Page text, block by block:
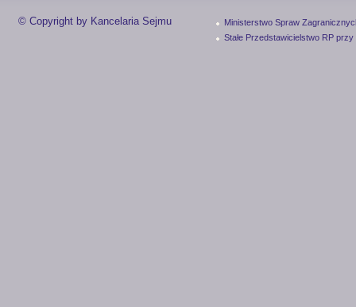
© Copyright by Kancelaria Sejmu
Ministerstwo Spraw
Stałe Przedstawicielstwo RP przy